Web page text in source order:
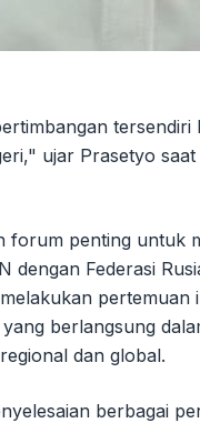
ujar Prasetyo
forum penting untuk
dengan Federasi
berlangsung
dan global.
berbagai